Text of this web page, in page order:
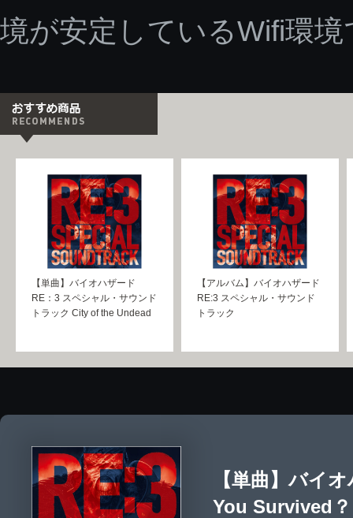
境が安定しているWifi環
【単曲】バイオハザード
RE：3 スペシャル・サウンド
トラック City of the Undead
【アルバム】バイオハザード
RE:3 スペシャル・サウンド
トラック
【単曲】バイ
You Survived？